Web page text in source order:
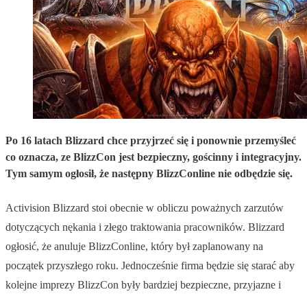
Po 16 latach Blizzard chce przyjrzeć się i ponownie przemyśleć
co oznacza, ze BlizzCon jest bezpieczny, gościnny i integracyjny.
Tym samym ogłosił, że następny BlizzConline nie odbędzie się.
Activision Blizzard stoi obecnie w obliczu poważnych zarzutów
dotyczących nękania i złego traktowania pracowników. Blizzard
ogłosić, że anuluje BlizzConline, który był zaplanowany na
początek przyszłego roku. Jednocześnie firma będzie się starać aby
kolejne imprezy BlizzCon były bardziej bezpieczne, przyjazne i